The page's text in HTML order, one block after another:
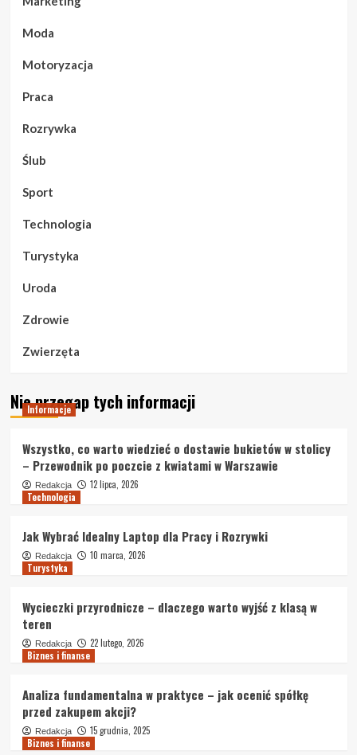
Moda
Motoryzacja
Praca
Rozrywka
Ślub
Sport
Technologia
Turystyka
Uroda
Zdrowie
Zwierzęta
Nie przegap tych informacji
Informacje
Wszystko, co warto wiedzieć o dostawie bukietów w stolicy
– Przewodnik po poczcie z kwiatami w Warszawie
Redakcja
12 lipca, 2026
Technologia
Jak Wybrać Idealny Laptop dla Pracy i Rozrywki
Redakcja
10 marca, 2026
Turystyka
Wycieczki przyrodnicze – dlaczego warto wyjść z klasą w
teren
Redakcja
22 lutego, 2026
Biznes i finanse
Analiza fundamentalna w praktyce – jak ocenić spółkę
przed zakupem akcji?
Redakcja
15 grudnia, 2025
Biznes i finanse